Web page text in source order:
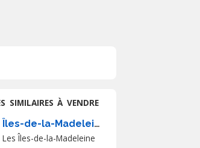
SIMILAIRES À VENDRE
Maison Les Îles-de-la-Madeleine À Vendre
Les Îles-de-la-Madeleine